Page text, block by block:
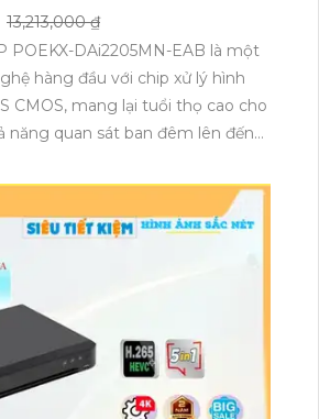
13,213,000 ₫
POEKX-DAi2205MN-EAB là một
hàng đầu với chip xử lý hình
CMOS, mang lại tuổi thọ cao cho
năng quan sát ban đêm lên đến
quả ngày và đêm. Đặc biệt, thiết
nghệ IP POE cho xử lý hình ảnh
cao lên đến 2.0 MP. Ngoài ra, với
nghệ H.265+/H.265/H.264+/H.264,
băng thông cho hệ thống.
còn tích hợp công nghệ nhìn
Ngoại Smart IR, mang lại hình
lượng dù trong điều kiện ánh